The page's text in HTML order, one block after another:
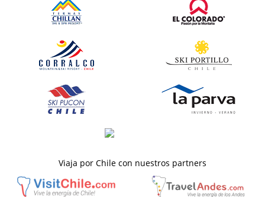
Viaja por Chile con nuestros partners